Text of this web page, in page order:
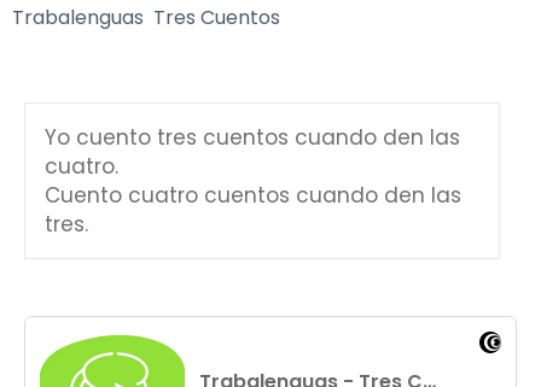
Trabalenguas Tres Cuentos
Yo cuento tres cuentos cuando den las
cuatro.
Cuento cuatro cuentos cuando den las
tres.